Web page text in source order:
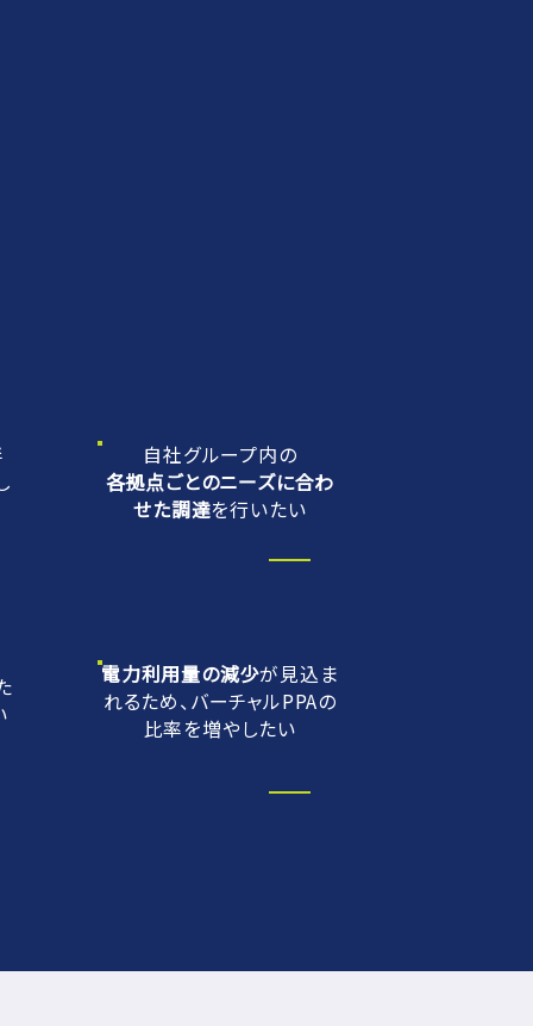
自社グループ内の
各拠点ごとのニーズに合わ
せた調達を行いたい
電力利用量の減少が見込ま
れるため、バーチャルPPAの
比率を増やしたい